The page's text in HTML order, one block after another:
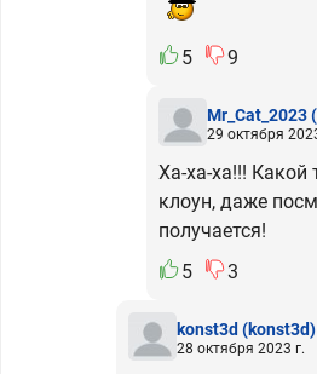
5 9
Mr_Cat_2023
29 октября
Ха-ха-ха!!!
клоун, даже
получается!
5
3
konst3d(konst3d)
28 октября 2023 г.